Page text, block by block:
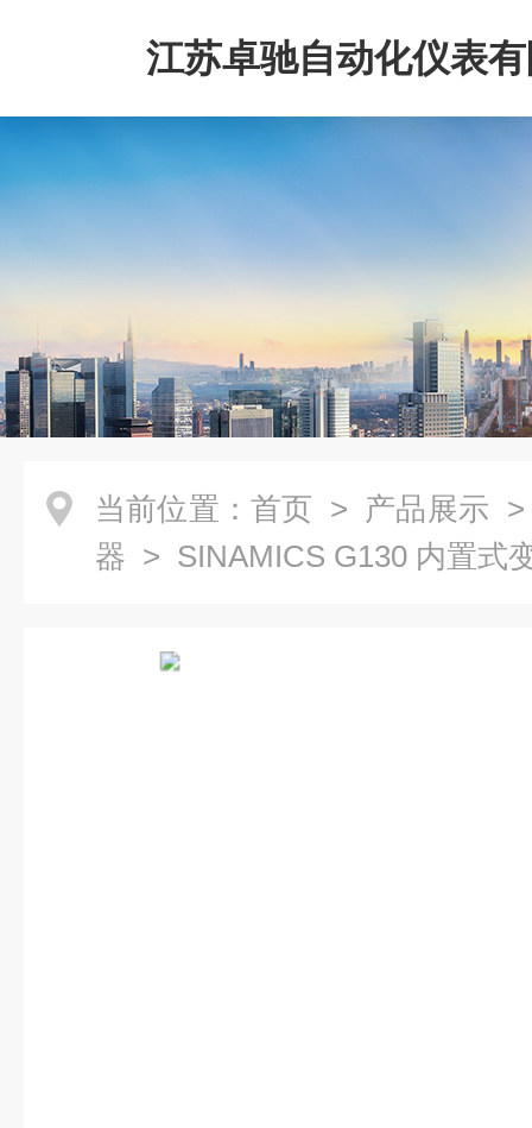
江苏卓驰自动化仪表
当前位置： 首页 > 产品展示
器 > SINAMICS G130 内置式